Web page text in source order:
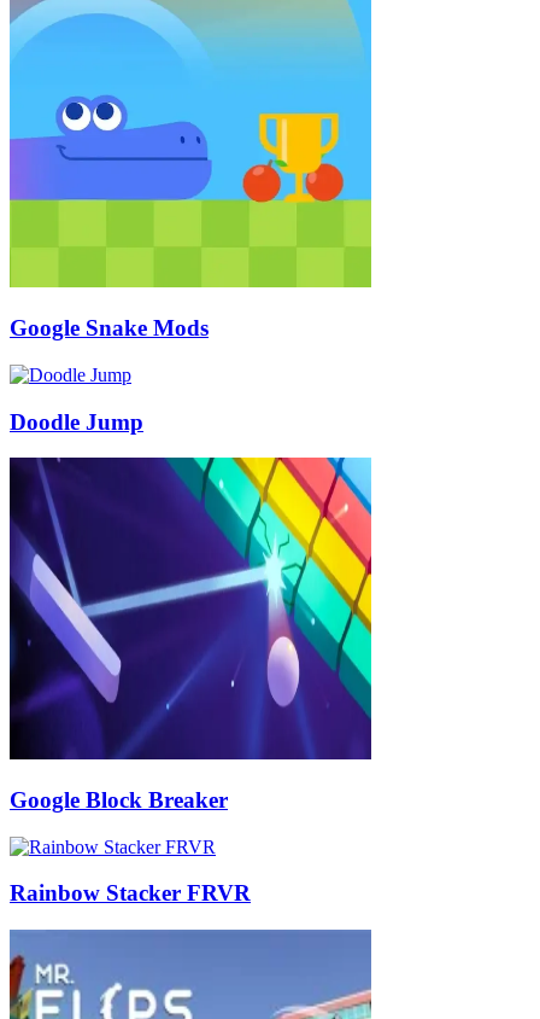
Google Snake Mods
Doodle Jump
Google Block Breaker
Rainbow Stacker FRVR